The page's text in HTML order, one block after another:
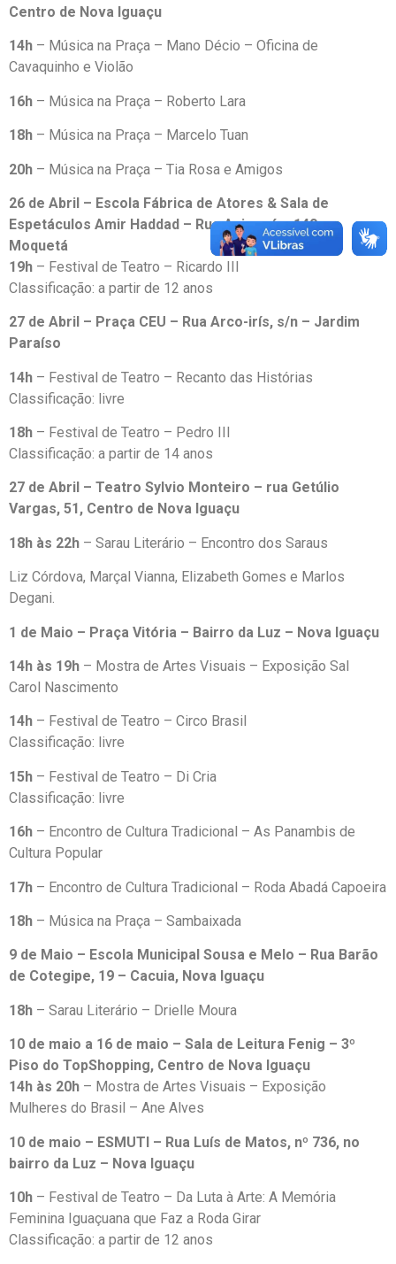
Centro de Nova Iguaçu
14h – Música na Praça – Mano Décio – Oficina de
Cavaquinho e Violão
16h – Música na Praça – Roberto Lara
18h – Música na Praça – Marcelo Tuan
20h – Música na Praça – Tia Rosa e Amigos
26 de Abril – Escola Fábrica de Atores & Sala de
Espetáculos Amir Haddad – Rua Apinagés, 140 –
Moquetá
19h – Festival de Teatro – Ricardo III
Classificação: a partir de 12 anos
27 de Abril – Praça CEU – Rua Arco-irís, s/n – Jardim
Paraíso
14h – Festival de Teatro – Recanto das Histórias
Classificação: livre
18h – Festival de Teatro – Pedro III
Classificação: a partir de 14 anos
27 de Abril – Teatro Sylvio Monteiro – rua Getúlio
Vargas, 51, Centro de Nova Iguaçu
18h às 22h – Sarau Literário – Encontro dos Saraus
Liz Córdova, Marçal Vianna, Elizabeth Gomes e Marlos
Degani.
1 de Maio – Praça Vitória – Bairro da Luz – Nova Iguaçu
14h às 19h – Mostra de Artes Visuais – Exposição Sal
Carol Nascimento
14h – Festival de Teatro – Circo Brasil
Classificação: livre
15h – Festival de Teatro – Di Cria
Classificação: livre
16h – Encontro de Cultura Tradicional – As Panambis de
Cultura Popular
17h – Encontro de Cultura Tradicional – Roda Abadá Capoeira
18h – Música na Praça – Sambaixada
9 de Maio – Escola Municipal Sousa e Melo – Rua Barão
de Cotegipe, 19 – Cacuia, Nova Iguaçu
18h – Sarau Literário – Drielle Moura
10 de maio a 16 de maio – Sala de Leitura Fenig – 3º
Piso do TopShopping, Centro de Nova Iguaçu
14h às 20h – Mostra de Artes Visuais – Exposição
Mulheres do Brasil – Ane Alves
10 de maio – ESMUTI – Rua Luís de Matos, nº 736, no
bairro da Luz – Nova Iguaçu
10h – Festival de Teatro – Da Luta à Arte: A Memória
Feminina Iguaçuana que Faz a Roda Girar
Classificação: a partir de 12 anos